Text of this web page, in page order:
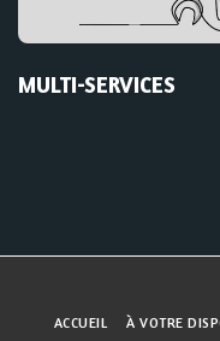
MULTI-SERVICES
ACCUEIL À VOTRE